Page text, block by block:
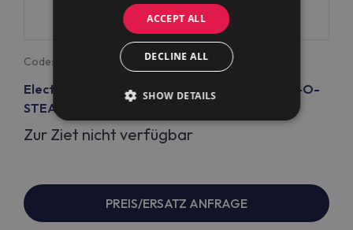
Code:
Electrolux Professional AOS061EBA2 ELT. AIR-O-
STEAM 6 GN 1/1, B, LÄNGS (Code 268200)
Zur Ziet nicht verfügbar
PREIS/ERSATZ ANFRAGE
ACCEPT ALL
DECLINE ALL
SHOW DETAILS